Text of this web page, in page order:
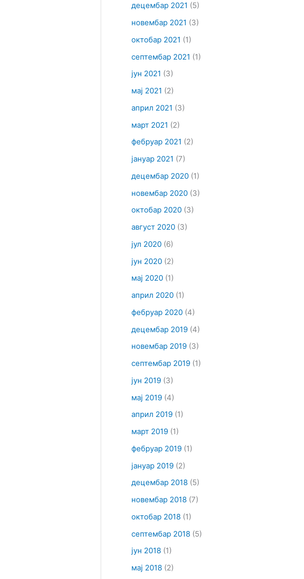
децембар 2021 (5)
новембар 2021 (3)
октобар 2021 (1)
септембар 2021 (1)
јун 2021 (3)
мај 2021 (2)
април 2021 (3)
март 2021 (2)
фебруар 2021 (2)
јануар 2021 (7)
децембар 2020(1)
новембар 2020(3)
октобар 2020(3)
август 2020(3)
јул 2020(6)
јун 2020(2)
мај 2020(1)
април 2020(1)
фебруар 2020(4)
децембар 2019(4)
новембар 2019(3)
септембар 2019(1)
јун 2019(3)
мај 2019(4)
април 2019(1)
март 2019(1)
фебруар 2019(1)
јануар 2019(2)
децембар 2018(5)
новембар 2018(7)
октобар 2018(1)
септембар 2018(5)
јун 2018(1)
мај 2018(2)